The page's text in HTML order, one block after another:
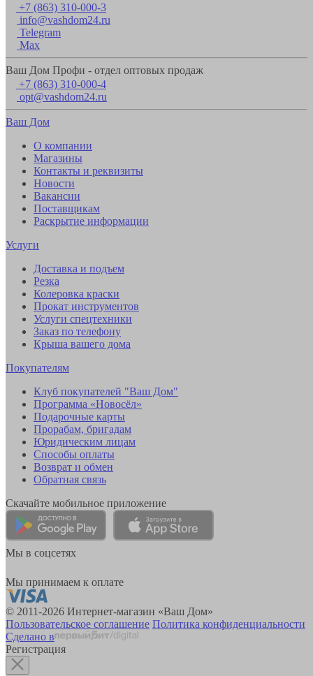
+7 (863) 310-000-3
info@vashdom24.ru
Telegram
Max
Ваш Дом Профи - отдел оптовых продаж
+7 (863) 310-000-4
opt@vashdom24.ru
Ваш Дом
О компании
Магазины
Контакты и реквизиты
Новости
Вакансии
Поставщикам
Раскрытие информации
Услуги
Доставка и подъем
Резка
Колеровка краски
Прокат инструментов
Услуги спецтехники
Заказ по телефону
Крыша вашего дома
Покупателям
Клуб покупателей "Ваш Дом"
Программа «Новосёл»
Подарочные карты
Прорабам, бригадам
Юридическим лицам
Способы оплаты
Возврат и обмен
Обратная связь
Скачайте мобильное приложение
Мы в соцсетях
Мы принимаем к оплате
© 2011-2026 Интернет-магазин «Ваш Дом»
Пользовательское соглашение Политика конфиденциальности
Сделано в
Регистрация